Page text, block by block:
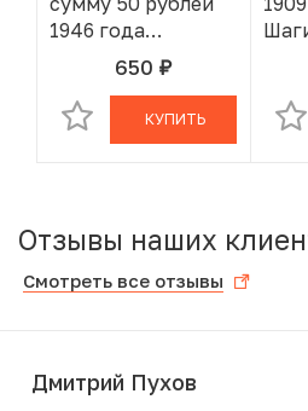
1946 года
«Государственный
заем развития
народного
хозяйства СССР»
650 руб.
В КОРЗИНЕ
КУПИТЬ
Отзывы наших
Смотреть все отзывы
Дмитрий Пухов